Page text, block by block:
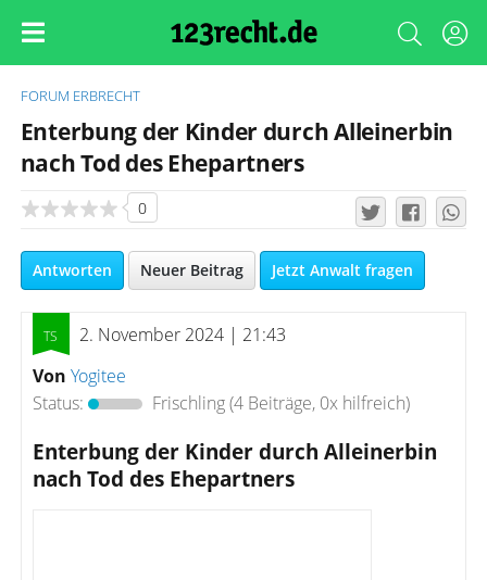
FORUM ERBRECHT
Enterbung der Kinder durch Alleinerbin
nach Tod des Ehepartners
0
Antworten Neuer Beitrag Jetzt Anwalt fragen
2. November 2024 | 21:43
Von Yogitee
Status:
Frischling(4 Beiträge, 0x hilfreich)
Enterbung der Kinder durch Alleinerbin
nach Tod des Ehepartners